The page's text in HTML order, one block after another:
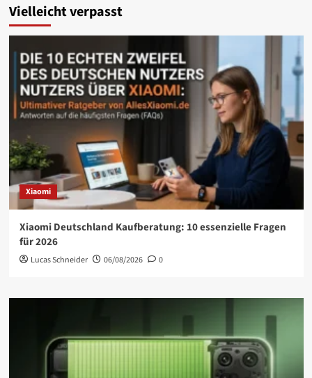
Vielleicht verpasst
Xiaomi
Xiaomi Deutschland Kaufberatung: 10 essenzielle Fragen
für 2026
Lucas Schneider 06/08/2026 0